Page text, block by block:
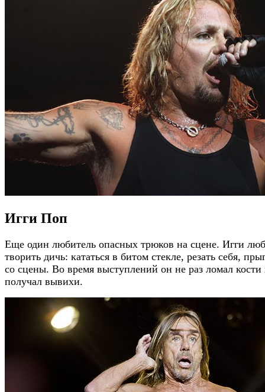
Игги Поп
Еще один любитель опасных трюков на сцене. Игги
творить дичь: кататься в битом стекле, резать себя,
со сцены. Во время выступлений он не раз ломал кости
получал вывихи.